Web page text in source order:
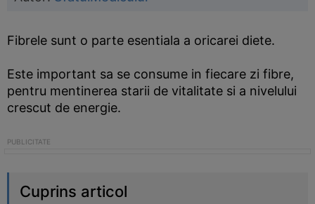
Fibrele sunt o parte esentiala a oricarei diete.
Este important sa se consume in fiecare zi fibre,
pentru mentinerea starii de vitalitate si a nivelului
crescut de energie.
Cuprins articol